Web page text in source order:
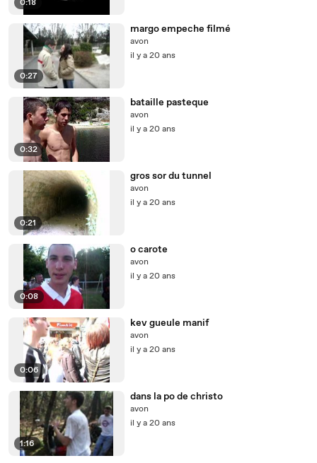
0:18
0:27
margo empeche filmé
avon
il y a 20 ans
0:32
bataille pasteque
avon
il y a 20 ans
0:21
gros sor du tunnel
avon
il y a 20 ans
0:08
o carote
avon
il y a 20 ans
0:06
kev gueule manif
avon
il y a 20 ans
1:16
dans la po de christo
avon
il y a 20 ans